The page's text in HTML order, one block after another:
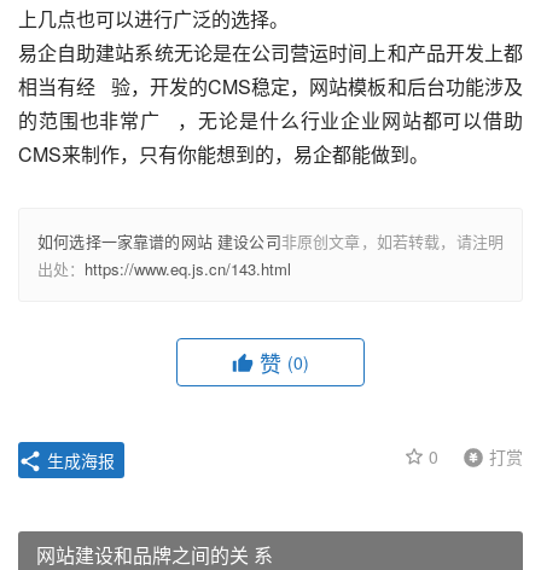
上几点也可以进行广泛的选择。
易企自助建站系统无论是在公司营运时间上和产品开发上都
相当有经   验，开发的CMS稳定，网站模板和后台功能涉及
的范围也非常广   ，无论是什么行业企业网站都可以借助
CMS来制作，只有你能想到的，易企都能做到。
如何选择一家靠谱的网站 建设公司非原创文章，如若转载，请注明
出处： https://www.eq.js.cn/143.html
赞 (0)
0 打赏
生成海报
网站建设和品牌之间的关 系